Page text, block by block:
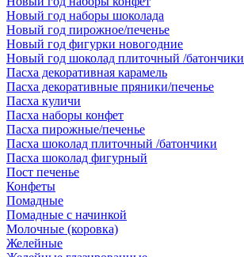
Новый год наборы шоколада
Новый год пирожное/печенье
Новый год фигурки новогодние
Новый год шоколад плиточный /батончики
Пасха декоративная карамель
Пасха декоративные пряники/печенье
Пасха куличи
Пасха наборы конфет
Пасха пирожные/печенье
Пасха шоколад плиточный /батончики
Пасха шоколад фигурный
Пост печенье
Конфеты
Помадные
Помадные с начинкой
Молочные (коровка)
Желейные